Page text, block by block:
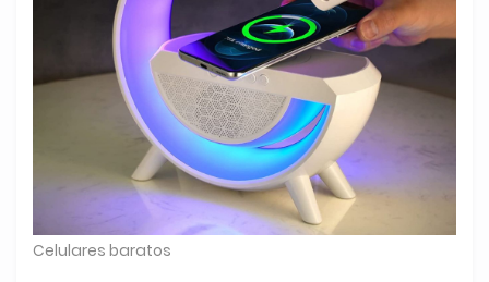
Celulares baratos